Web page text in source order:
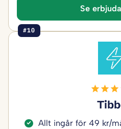
Se
#10
Allt ingår för 49 kr/